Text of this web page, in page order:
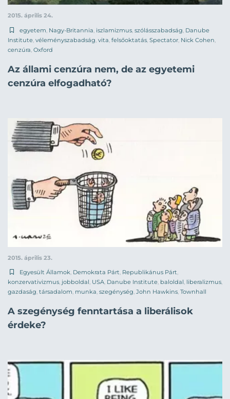
2015. április 24.
egyetem Nagy-Britannia iszlamizmus szólásszabadság Danube
Institute véleményszabadság vita felsőoktatás Spectator Nick Cohen
cenzúra Oxford
Az állami cenzúra nem, de az egyetemi
cenzúra elfogadható?
2015. április 23.
Egyesült Államok Demokrata Párt Republikánus Párt
konzervativizmus jobboldal USA Danube Institute baloldal liberalizmus
gazdaság társadalom munka szegénység John Hawkins Townhall
A szegénység fenntartása a liberálisok
érdeke?